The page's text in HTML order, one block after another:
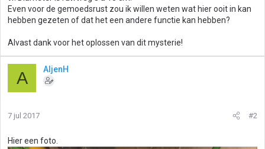
Even voor de gemoedsrust zou ik willen weten wat hier ooit in kan
hebben gezeten of dat het een andere functie kan hebben?
Alvast dank voor het oplossen van dit mysterie!
A AljenH
7 jul 2017 #2
Hier een foto.